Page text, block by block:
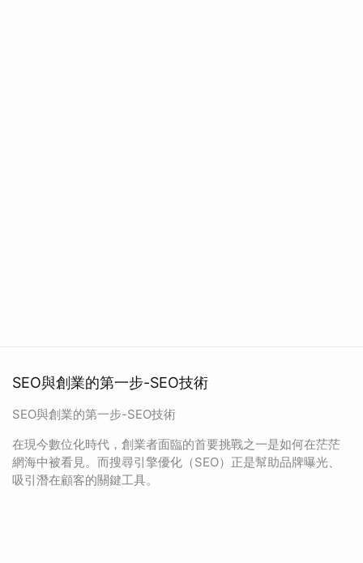
SEO與創業的第一步-SEO技術
SEO與創業的第一步-SEO技術
在現今數位化時代，創業者面臨的首要挑戰之一是如何在茫茫
網海中被看見。而搜尋引擎優化（SEO）正是幫助品牌曝光、
吸引潛在顧客的關鍵工具。